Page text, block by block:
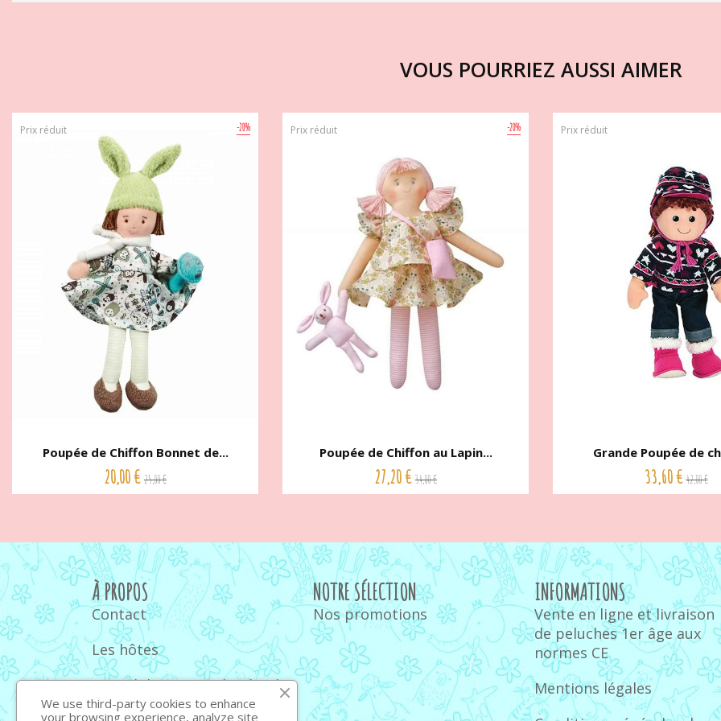
VOUS POURRIEZ AUSSI AIMER
-20%
Prix réduit
Poupée de Chiffon Bonnet de...
20,00 € 25,00 €
-20%
Prix réduit
Poupée de Chiffon au Lapin...
27,20 € 34,00 €
Prix réduit
Grande Poupée de
33,60 € 42,00 €
À PROPOS
Contact
Les hôtes
Quand donner un doudou à
bébé
NOTRE SÉLECTION
Nos promotions
INFORMATIONS
Vente en ligne et livraison
de peluches 1er âge aux
normes CE
Mentions légales
We use third-party cookies to enhance
your browsing experience, analyze site